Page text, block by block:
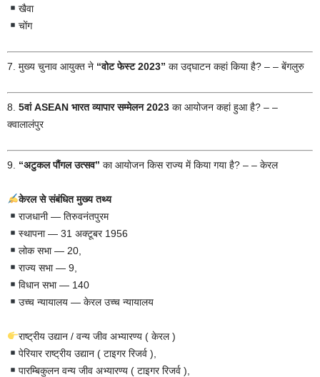
खैवा
चोंग
7. मुख्य चुनाव आयुक्त ने “वोट फेस्ट 2023” का उद्घाटन कहां किया है? – – बेंगलुरु
8. 5वां ASEAN भारत व्यापार सम्मेलन 2023 का आयोजन कहां हुआ है? – –
क्वालालंपुर
9. “अटुकल पौंगल उत्सव” का आयोजन किस राज्य में किया गया है? – – केरल
केरल से संबंधित मुख्य तथ्य
राजधानी — तिरुवनंतपुरम
स्थापना — 31 अक्टूबर 1956
लोक सभा — 20,
राज्य सभा — 9,
विधान सभा — 140
उच्च न्यायालय — केरल उच्च न्यायालय
राष्ट्रीय उद्यान / वन्य जीव अभ्यारण्य ( केरल )
पेरियार राष्ट्रीय उद्यान ( टाइगर रिजर्व ),
पारम्बिकुलन वन्य जीव अभ्यारण्य ( टाइगर रिजर्व ),